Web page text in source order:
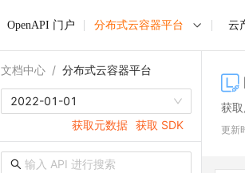
OpenAPI 门户 分布式云容器平台 云
文档中心 / 分布式云容器平台
2022-01-01
获取元数据 获取 SDK
获
更新